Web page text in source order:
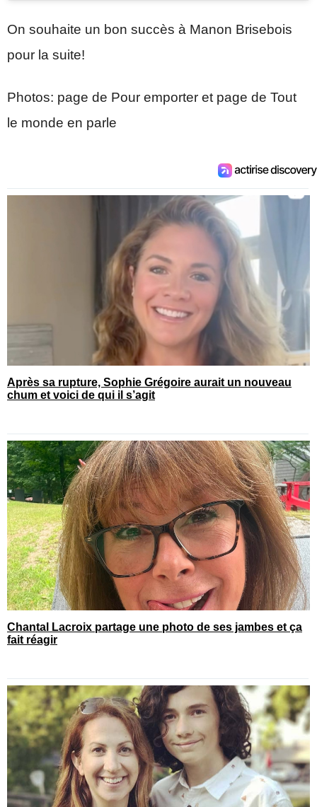
On souhaite un bon succès à Manon Brisebois
pour la suite!
Photos: page de Pour emporter et page de Tout
le monde en parle
Après sa rupture, Sophie Grégoire aurait un nouveau
chum et voici de qui il s’agit
Chantal Lacroix partage une photo de ses jambes et ça
fait réagir